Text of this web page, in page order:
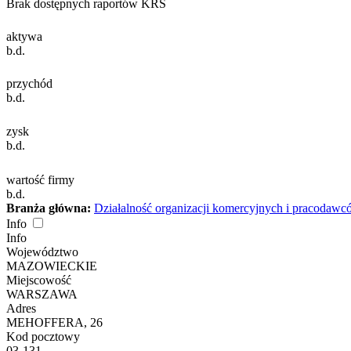
Brak dostępnych raportów KRS
aktywa
b.d.
przychód
b.d.
zysk
b.d.
wartość firmy
b.d.
Branża główna: Działalność organizacji komercyjnych i
Info
Info
Województwo
MAZOWIECKIE
Miejscowość
WARSZAWA
Adres
MEHOFFERA, 26
Kod pocztowy